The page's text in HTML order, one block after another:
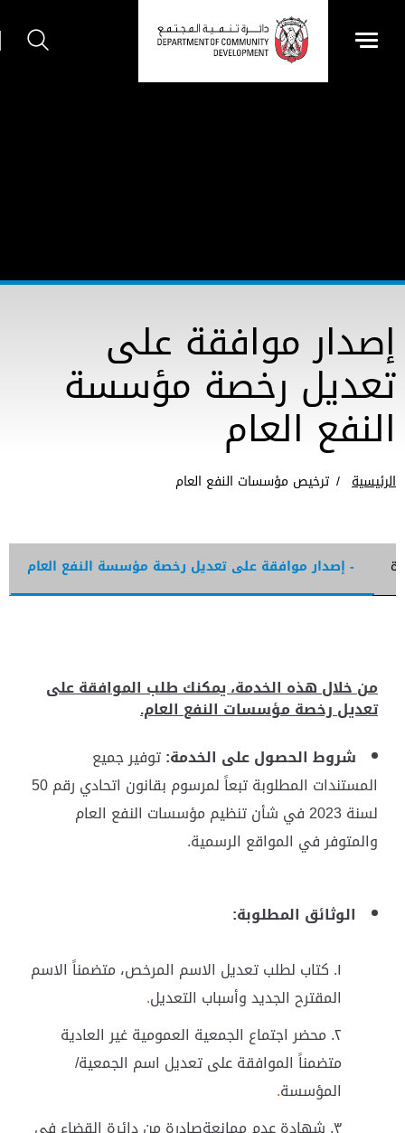
إصدار موافقة على
تعديل رخصة مؤسسة
النفع العام
الرئيسية ترخيص مؤسسات النفع العام
- إصدار موافقة على تعديل رخصة مؤسسة النفع العام
من خلال هذه الخدمة، يمكنك طلب الموافقة على
تعديل رخصة مؤسسات النفع العام.
شروط الحصول على الخدمة:توفير جميع
المستندات المطلوبة تبعاً لمرسوم بقانون اتحادي رقم 50
لسنة 2023 في شأن تنظيم مؤسسات النفع العام
والمتوفر في المواقع الرسمية.
الوثائق المطلوبة:
كتاب لطلب تعديل الاسم المرخص، متضمناً الاسم
المقترح الجديد وأسباب التعديل.
محضر اجتماع الجمعية العمومية غير العادية
متضمناً الموافقة على تعديل اسم الجمعية/
المؤسسة.